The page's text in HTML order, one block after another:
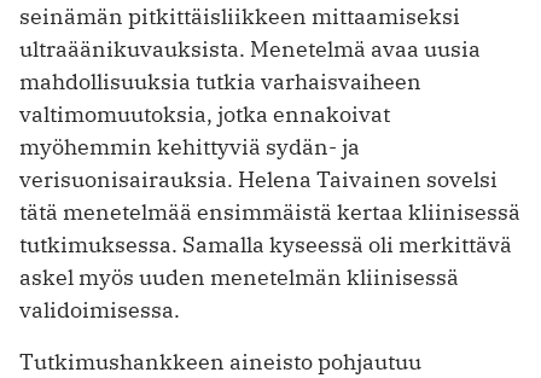
seinämän pitkittäisliikkeen mittaamiseksi
ultraäänikuvauksista. Menetelmä avaa uusia
mahdollisuuksia tutkia varhaisvaiheen
valtimomuutoksia, jotka ennakoivat
myöhemmin kehittyviä sydän- ja
verisuonisairauksia. Helena Taivainen sovelsi
tätä menetelmää ensimmäistä kertaa kliinisessä
tutkimuksessa. Samalla kyseessä oli merkittävä
askel myös uuden menetelmän kliinisessä
validoimisessa.
Tutkimushankkeen aineisto pohjautuu